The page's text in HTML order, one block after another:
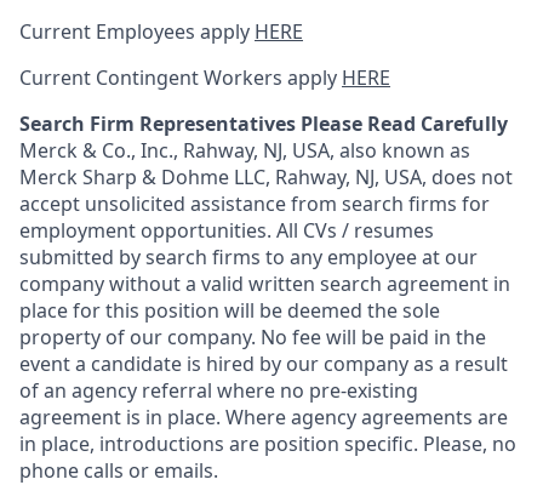
Current Employees apply HERE
Current Contingent Workers apply HERE
Search Firm Representatives Please Read Carefully
Merck & Co., Inc., Rahway, NJ, USA, also known as
Merck Sharp & Dohme LLC, Rahway, NJ, USA, does not
accept unsolicited assistance from search firms for
employment opportunities. All CVs / resumes
submitted by search firms to any employee at our
company without a valid written search agreement in
place for this position will be deemed the sole
property of our company. No fee will be paid in the
event a candidate is hired by our company as a result
of an agency referral where no pre-existing
agreement is in place. Where agency agreements are
in place, introductions are position specific. Please, no
phone calls or emails.